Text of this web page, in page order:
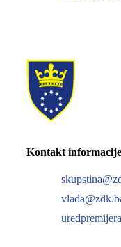
Kontakt informacije